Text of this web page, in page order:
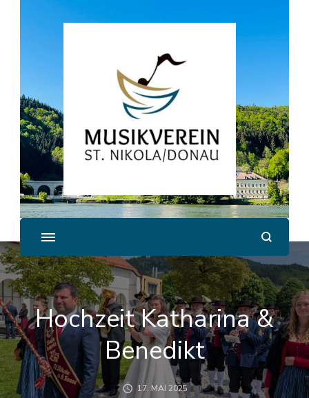
Hochzeit Katharina &
Benedikt
17. MAI 2025